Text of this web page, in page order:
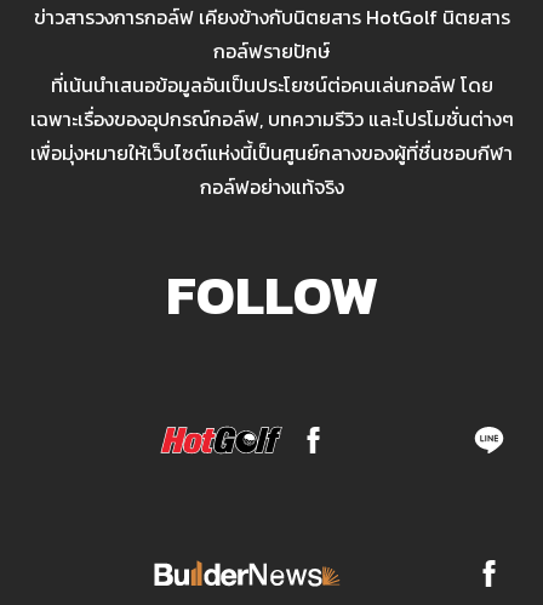
ข่าวสารวงการกอล์ฟ เคียงข้างกับนิตยสาร HotGolf นิตยสาร
กอล์ฟรายปักษ์
ที่เน้นนำเสนอข้อมูลอันเป็นประโยชน์ต่อคนเล่นกอล์ฟ โดย
เฉพาะเรื่องของอุปกรณ์กอล์ฟ, บทความรีวิว และโปรโมชั่นต่างๆ
เพื่อมุ่งหมายให้เว็บไซต์แห่งนี้เป็นศูนย์กลางของผู้ที่ชื่นชอบกีฬา
กอล์ฟอย่างแท้จริง
FOLLOW